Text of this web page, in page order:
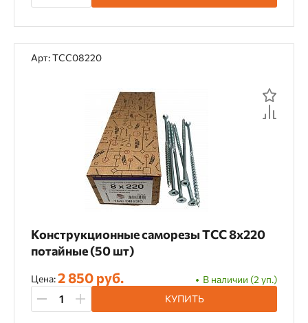
Арт: TCC08220
Конструкционные саморезы TCC 8х220
потайные (50 шт)
Цена:2 850 руб.
В наличии (2 уп.)
КУПИТЬ